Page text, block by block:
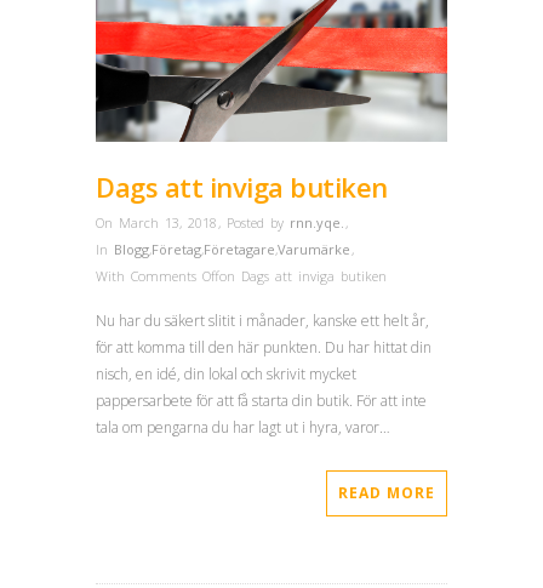
Dags att inviga butiken
On March 13, 2018 , Posted by rnn.yqe. ,
In Blogg,Företag,Företagare,Varumärke ,
With Comments Offon Dags att inviga butiken
Nu har du säkert slitit i månader, kanske ett helt år,
för att komma till den här punkten. Du har hittat din
nisch, en idé, din lokal och skrivit mycket
pappersarbete för att få starta din butik. För att inte
tala om pengarna du har lagt ut i hyra, varor…
READ MORE